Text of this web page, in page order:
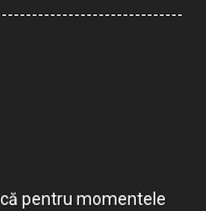
pentru momentele